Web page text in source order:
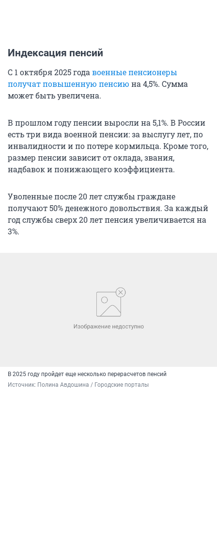
Индексация пенсий
С 1 октября 2025 года военные пенсионеры
получат повышенную пенсию на 4,5%. Сумма
может быть увеличена.
В прошлом году пенсии выросли на 5,1%. В России
есть три вида военной пенсии: за выслугу лет, по
инвалидности и по потере кормильца. Кроме того,
размер пенсии зависит от оклада, звания,
надбавок и понижающего коэффициента.
Уволенные после 20 лет службы граждане
получают 50% денежного довольствия. За каждый
год службы сверх 20 лет пенсия увеличивается на
3%.
В 2025 году пройдет еще несколько перерасчетов пенсий
Источник: Полина Авдошина / Городские порталы